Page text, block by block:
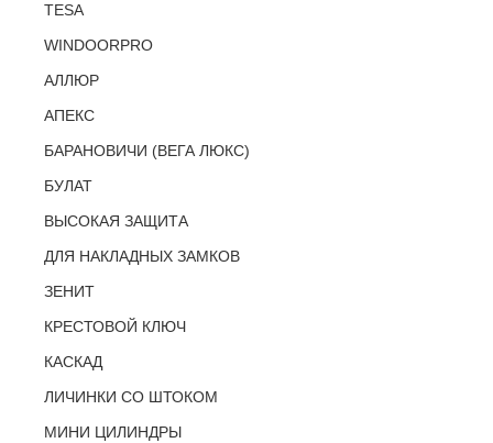
TESA
WINDOORPRO
АЛЛЮР
АПЕКС
БАРАНОВИЧИ (ВЕГА ЛЮКС)
БУЛАТ
ВЫСОКАЯ ЗАЩИТА
ДЛЯ НАКЛАДНЫХ ЗАМКОВ
ЗЕНИТ
КРЕСТОВОЙ КЛЮЧ
КАСКАД
ЛИЧИНКИ СО ШТОКОМ
МИНИ ЦИЛИНДРЫ